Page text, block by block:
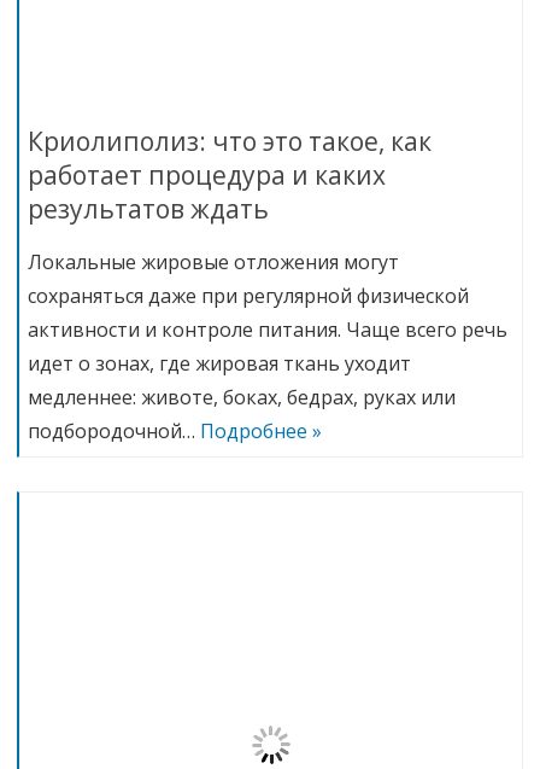
Криолиполиз: что это такое, как
работает процедура и каких
результатов ждать
Локальные жировые отложения могут
сохраняться даже при регулярной физической
активности и контроле питания. Чаще всего речь
идет о зонах, где жировая ткань уходит
медленнее: животе, боках, бедрах, руках или
подбородочной… Подробнее »